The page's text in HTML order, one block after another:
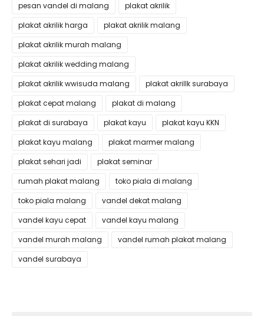
pesan vandel di malang
plakat akrilik
plakat akrilik harga
plakat akrilik malang
plakat akrilik murah malang
plakat akrilik wedding malang
plakat akrilik wwisuda malang
plakat akrillk surabaya
plakat cepat malang
plakat di malang
plakat di surabaya
plakat kayu
plakat kayu KKN
plakat kayu malang
plakat marmer malang
plakat sehari jadi
plakat seminar
rumah plakat malang
toko piala di malang
toko piala malang
vandel dekat malang
vandel kayu cepat
vandel kayu malang
vandel murah malang
vandel rumah plakat malang
vandel surabaya